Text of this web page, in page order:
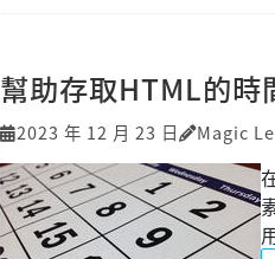
幫助存取HTML的時
2023 年 12 月 23 日 Magic